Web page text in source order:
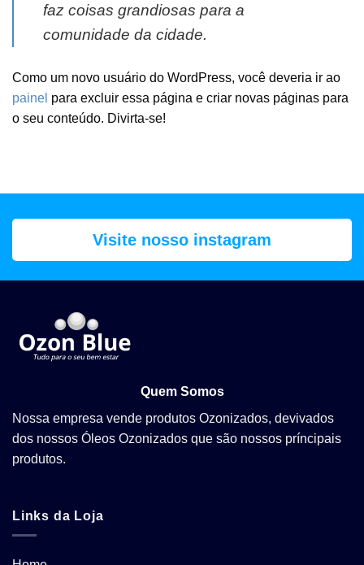
faz coisas grandiosas para a
comunidade da cidade.
Como um novo usuário do WordPress, você deveria ir ao
painel para excluir essa página e criar novas páginas para
o seu conteúdo. Divirta-se!
Visite nosso instagram
Quem Somos
Nossa empresa vende produtos Ozonizados, devivados
dos nossos Óleos Ozonizados que são nossos príncipais
produtos.
Links da Loja